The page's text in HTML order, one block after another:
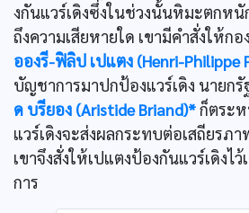
งกันแวร์เดิงซึ่งในช่วงนั้นหิมะตกหนั
ถึงความเสียหายใด เขามีคำสั่งให้ก
อองรี-ฟิลิป เปแตง (Henri-Philippe
บัญชาการมาปกป้องแวร์เดิง นายกรั
ด บรียอง (Aristide Briand)*ก็ตระห
แวร์เดิงจะส่งผลกระทบต่อเสถียรภ
เขาจึงสั่งให้เปแตงป้องกันแวร์เดิงไ
การ